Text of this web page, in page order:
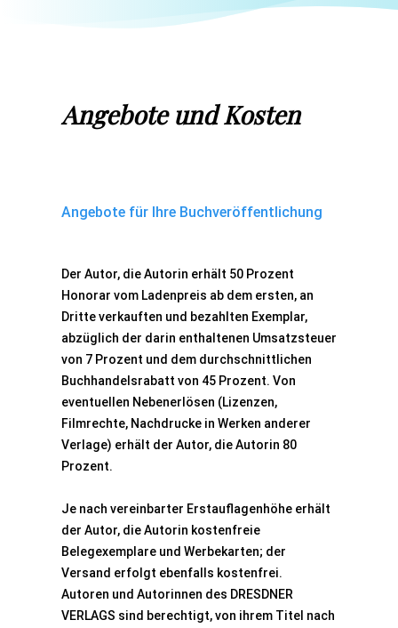
Angebote und Kosten
Angebote für Ihre Buchveröffentlichung
Der Autor, die Autorin erhält 50 Prozent
Honorar vom Ladenpreis ab dem ersten, an
Dritte verkauften und bezahlten Exemplar,
abzüglich der darin enthaltenen Umsatzsteuer
von 7 Prozent und dem durchschnittlichen
Buchhandelsrabatt von 45 Prozent. Von
eventuellen Nebenerlösen (Lizenzen,
Filmrechte, Nachdrucke in Werken anderer
Verlage) erhält der Autor, die Autorin 80
Prozent.
Je nach vereinbarter Erstauflagenhöhe erhält
der Autor, die Autorin kostenfreie
Belegexemplare und Werbekarten; der
Versand erfolgt ebenfalls kostenfrei.
Autoren und Autorinnen des DRESDNER
VERLAGS sind berechtigt, von ihrem Titel nach